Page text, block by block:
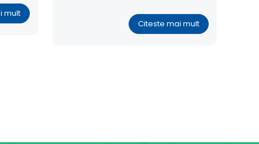
mult
Citeste mai mult